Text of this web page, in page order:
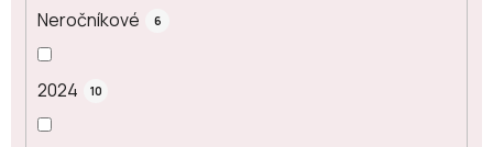
Neročníkové 6
2024 10